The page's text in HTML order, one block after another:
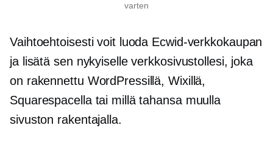
varten
Vaihtoehtoisesti voit luoda Ecwid-verkkokaupan
ja lisätä sen nykyiselle verkkosivustollesi, joka
on rakennettu WordPressillä, Wixillä,
Squarespacella tai millä tahansa muulla
sivuston rakentajalla.